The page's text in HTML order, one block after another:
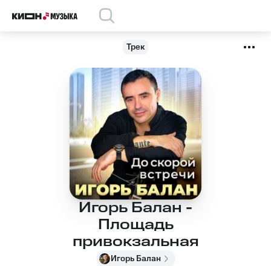
Трек
Игорь Балан -
Площадь
привокзальная
Игорь Балан